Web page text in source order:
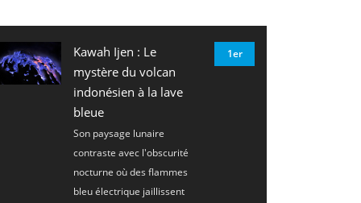
Kawah Ijen : Le
mystère du volcan
indonésien à la lave
bleue
Son paysage lunaire
contraste avec l'obscurité
nocturne où des flammes
bleu électrique jaillissent
1er